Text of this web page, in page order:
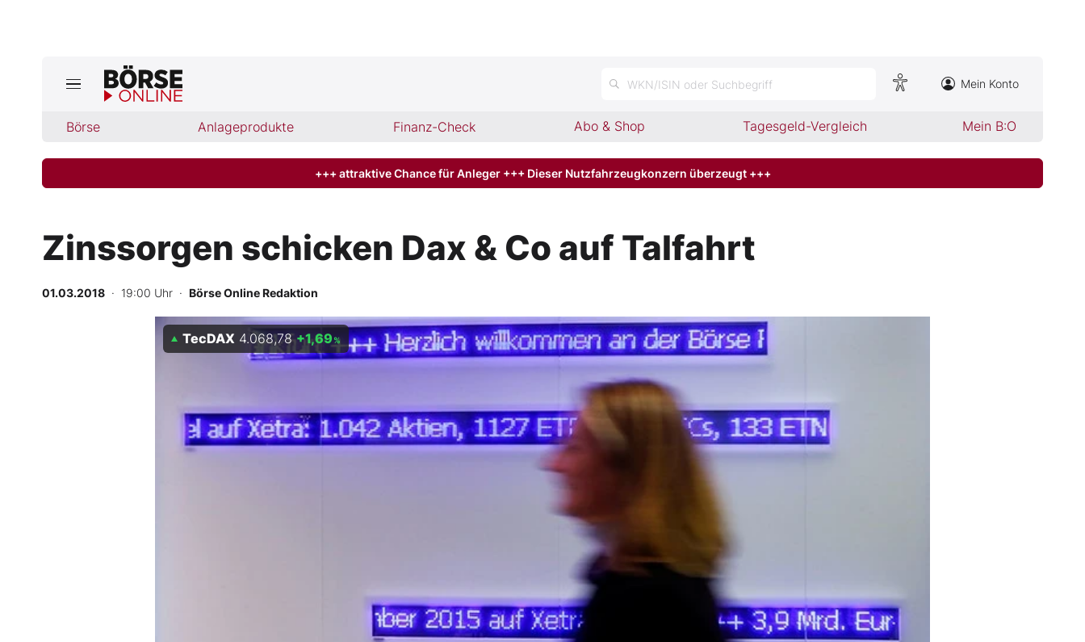
WKN/ISIN oder Suchbegriff Mein Konto
Börse Anlageprodukte Finanz-Check Abo & Shop Tagesgeld-Vergleich Mein B:O
Börse
Abo & Shop
BO-Musterdepots
Experten
Mein Konto
+++ attraktive Chance für Anleger +++ Dieser Nutzfahrzeugkonzern überzeugt +++
Zinssorgen schicken Dax & Co auf Talfahrt
01.03.2018 · 19:00 Uhr · Börse Online Redaktion
TecDAX 4.068,78 +1,69 %